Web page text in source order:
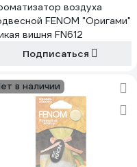
воздуха
FENOM "Оригами"
вишня FN612
Подписаться
в наличии